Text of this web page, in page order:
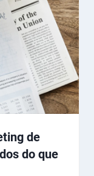
de
do que